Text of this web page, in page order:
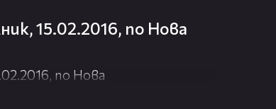
15.02.2016, по Нова
по Нова